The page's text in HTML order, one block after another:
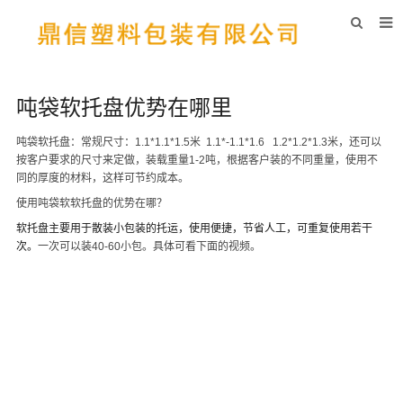
关于我们
吨袋展示
吨袋设备
吨袋新闻
常见问题
吨袋软托盘优势在哪里
吨袋软托盘：常规尺寸：1.1*1.1*1.5米 1.1*-1.1*1.6 1.2*1.2*1.3米，还可以
按客户要求的尺寸来定做，装载重量1-2吨，根据客户装的不同重量，使用不
同的厚度的材料，这样可节约成本。
使用吨袋软软托盘的优势在哪？
软托盘主要用于散装小包装的托运，使用便捷，节省人工，可重复使用若干
次。 一次可以装40-60小包。具体可看下面的视频。